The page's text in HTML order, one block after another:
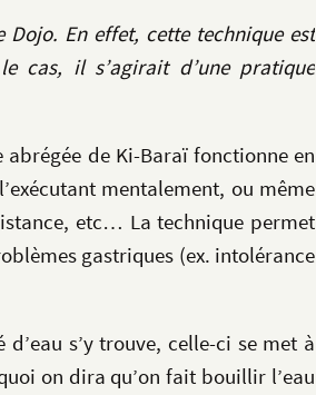
En effet, cette technique est
cas, il s’agirait d’une pratique
de Ki-Baraï fonctionne en
mentalement, ou même
etc… La technique permet
gastriques (ex. intolérance
s’y trouve, celle-ci se met à
on dira qu’on fait bouillir l’eau